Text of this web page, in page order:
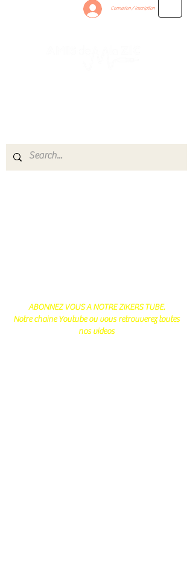
Connexion / Inscription
ABONNEZ VOUS A NOTRE ZIKERS TUBE.
Notre chaine Youtube ou vous retrouverez toutes
nos videos